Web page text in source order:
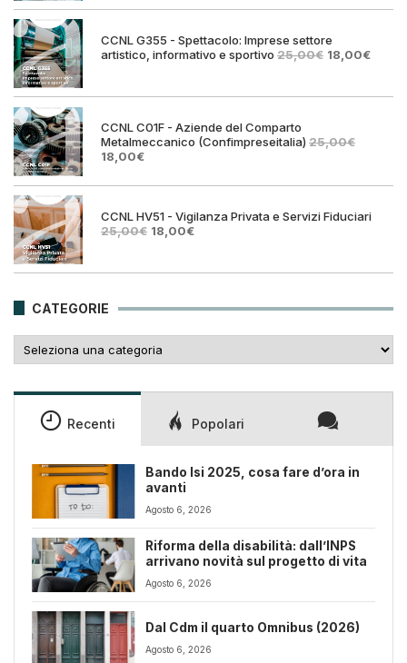
era:
è:
CCNL G355 - Spettacolo: Imprese settore
artistico, informativo e sportivo 25,00€ Il
era:
18,00€Il
è:
CCNL C01F - Aziende del Comparto
Metalmeccanico (Confimpreseitalia) 25,00€
Il
originale
25,00€.
18,00€Il
attuale
18,00€.
CCNL HV51 - Vigilanza Privata e Servizi Fiduciari
25,00€ Il
era:
18,00€Il
è:
CATEGORIE
Recenti Popolari
Bando Isi 2025, cosa fare d’ora in
avanti
Agosto 6, 2026
Riforma della disabilità: dall’INPS
arrivano novità sul progetto di vita
Agosto 6, 2026
Dal Cdm il quarto Omnibus (2026)
Agosto 6, 2026